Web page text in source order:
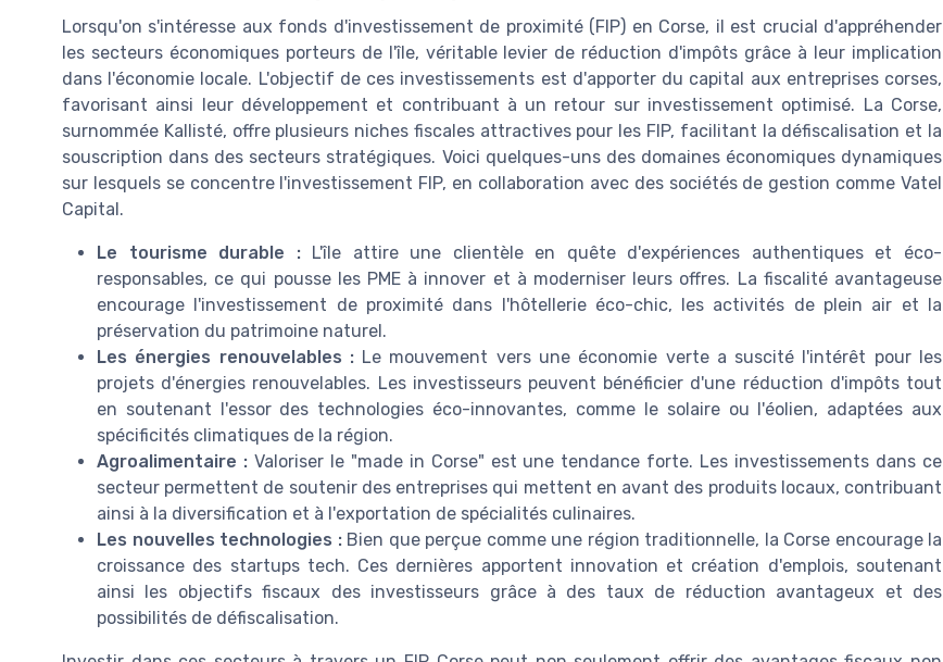
Lorsqu'on s'intéresse aux fonds d'investissement de proximité (FIP) en Corse, il est crucial d'appréhender
les secteurs économiques porteurs de l'île, véritable levier de réduction d'impôts grâce à leur implication
dans l'économie locale. L'objectif de ces investissements est d'apporter du capital aux entreprises corses,
favorisant ainsi leur développement et contribuant à un retour sur investissement optimisé. La Corse,
surnommée Kallisté, offre plusieurs niches fiscales attractives pour les FIP, facilitant la défiscalisation et la
souscription dans des secteurs stratégiques. Voici quelques-uns des domaines économiques dynamiques
sur lesquels se concentre l'investissement FIP, en collaboration avec des sociétés de gestion comme Vatel
Capital.
Le tourisme durable :L'île attire une clientèle en quête d'expériences authentiques et éco-
responsables, ce qui pousse les PME à innover et à moderniser leurs offres. La fiscalité avantageuse
encourage l'investissement de proximité dans l'hôtellerie éco-chic, les activités de plein air et la
préservation du patrimoine naturel.
Les énergies renouvelables :Le mouvement vers une économie verte a suscité l'intérêt pour les
projets d'énergies renouvelables. Les investisseurs peuvent bénéficier d'une réduction d'impôts tout
en soutenant l'essor des technologies éco-innovantes, comme le solaire ou l'éolien, adaptées aux
spécificités climatiques de la région.
Agroalimentaire :Valoriser le "made in Corse" est une tendance forte. Les investissements dans ce
secteur permettent de soutenir des entreprises qui mettent en avant des produits locaux, contribuant
ainsi à la diversification et à l'exportation de spécialités culinaires.
Les nouvelles technologies :Bien que perçue comme une région traditionnelle, la Corse encourage la
croissance des startups tech. Ces dernières apportent innovation et création d'emplois, soutenant
ainsi les objectifs fiscaux des investisseurs grâce à des taux de réduction avantageux et des
possibilités de défiscalisation.